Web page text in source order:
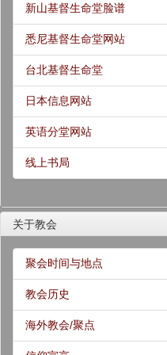
新山基督生命堂脸谱
悉尼基督生命堂网站
台北基督生命堂
日本信息网站
英语分堂网站
线上书局
关于教会
聚会时间与地点
教会历史
海外教会/聚点